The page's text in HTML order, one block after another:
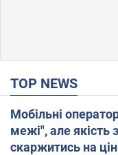
TOP NEWS
Мобільні
межі", але якість
скаржитись на